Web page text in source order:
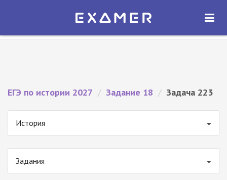
Экзамер — ЕГЭ 2027
ОТКРЫТЬ
ЕГЭ по истории 2027 / Задание 18 / Задача 223
История
Задания